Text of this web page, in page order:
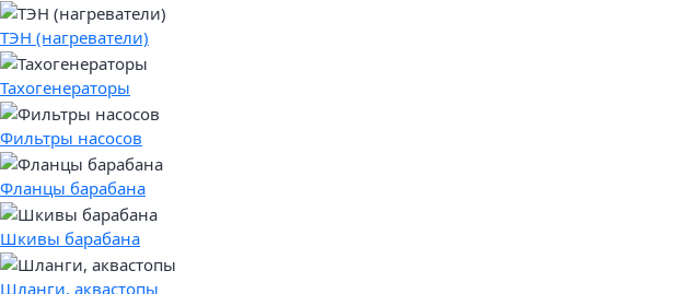
ТЭН (нагреватели)
Тахогенераторы
Фильтры насосов
Фланцы барабана
Шкивы барабана
Шланги, аквастопы